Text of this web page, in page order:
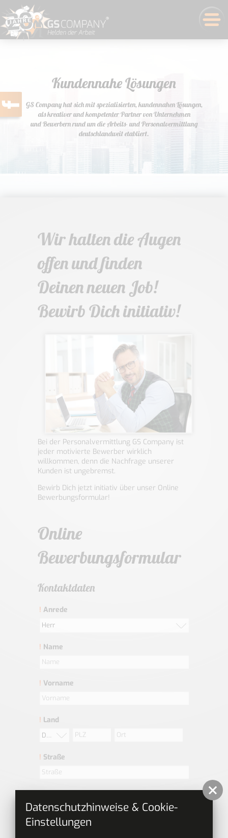
Kundennahe Lösungen
GS Company hat sich mit spezialisierten, kundennahen Lösungen,
als kreativer und kompetenter Partner von Unternehmen
und Bewerbern rund um die Arbeits- und Personalvermittlung
deutschlandweit etabliert.
Wir halten die Augen
offen und finden
Deinen neuen Job!
Bewirb Dich initiativ!
Bei der Personalvermittlung GS Company ist
jeder motivierte Bewerber wirklich
willkommen, denn die Nachfrage unserer
Kunden ist ungebremst.
Bewirb Dich jetzt initiativ über unser Online
Bewerbungsformular!
Online
Bewerbungsformular
Kontaktdaten
! Anrede
Herr
! Name
! Vorname
! Land
Deutschland
! Straße
!Telefonnummer
E-Mail-Adresse
Datenschutzhinweise & Cookie-
Einstellungen